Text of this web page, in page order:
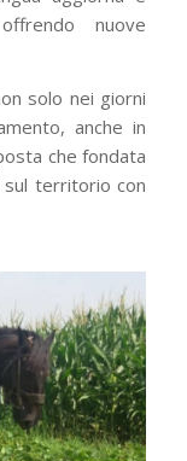
nuove
solo nei giorni
anche in
che fondata
territorio con